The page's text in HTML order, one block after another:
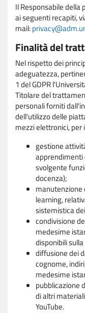
Il Responsabile della
ai seguenti recapiti,
mail:
Finalità del
Nel rispetto dei
adeguatezza,
1 del GDPR
Titolare del
personali forniti
dell'utilizzo delle
mezzi elettronici,
gestione
apprendimenti
svolgente
docenza);
learning,
sistemistica
condivisione
medesime
disponibili
diffusione dei
cognome,
medesime
pubblicazione
di altri
YouTube.